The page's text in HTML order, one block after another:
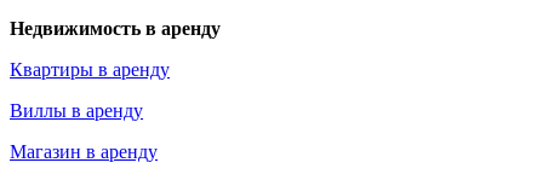
Недвижимость в аренду
Квартиры в аренду
Виллы в аренду
Магазин в аренду